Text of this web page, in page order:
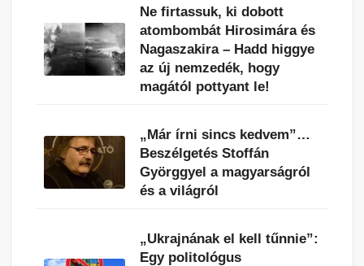
Ne firtassuk, ki dobott
atombombát Hirosimára és
Nagaszakira – Hadd higgye
az új nemzedék, hogy
magától pottyant le!
„Már írni sincs kedvem”…
Beszélgetés Stoffán
Györggyel a magyarságról
és a világról
„Ukrajnának el kell tűnnie”:
Egy politológus